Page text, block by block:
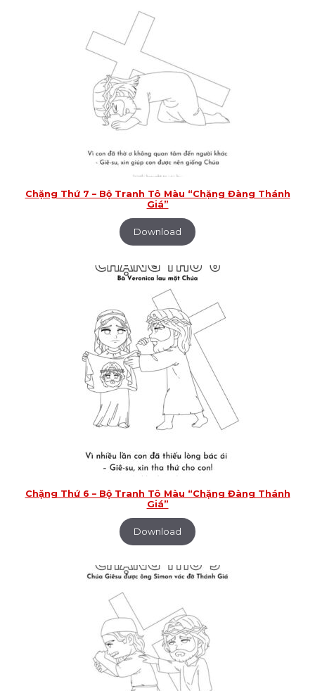
Chặng Thứ 7 – Bộ Tranh Tô Màu “Chặng Đàng Thánh
Giá”
Download
Chặng Thứ 6 – Bộ Tranh Tô Màu “Chặng Đàng Thánh
Giá”
Download